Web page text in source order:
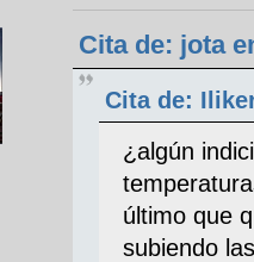
Cita de: jota
Cita de:
¿algún
último que
subiendo